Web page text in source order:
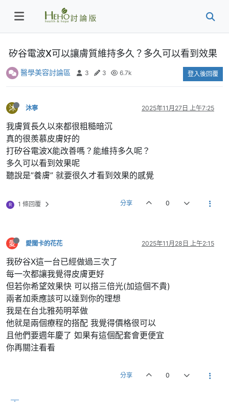
矽谷電波X可以讓膚質維持多久？多久可以看到效果
醫學美容討論區 3 3 6.7k 登入後回覆
沐 沐寧 2025年11月27日 上午7:25
我膚質長久以來都很粗糙暗沉
真的很羨慕皮膚好的
打矽谷電波X能改善嗎？能維持多久呢？
多久可以看到效果呢
聽說是”養膚” 就要很久才看到效果的感覺
R 1 條回覆 分享 0
愛 愛闊卡的花花 2025年11月28日 上午2:15
我矽谷X這一台已經做過三次了
每一次都讓我覺得皮膚更好
但若你希望效果快 可以搭三倍光(加這個不貴)
兩者加乘應該可以達到你的理想
我是在台北雅苑明萃做
他就是兩個療程的搭配 我覺得價格很可以
且他們要週年慶了 如果有這個配套會更便宜
你再關注看看
分享 0